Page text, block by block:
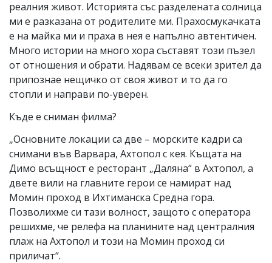
реалния живот. Историята със разделената солница
ми е разказана от родителите ми. Прахосмукачката
е на майка ми и праха в нея е напълно автентичен.
Много истории на много хора съставят този пъзел
от отношения и обрати. Надявам се всеки зрител да
припознае нещичко от своя живот и то да го
стопли и направи по-уверен.
Къде е сниман филма?
„Основните локации са две – морските кадри са
снимани във Варвара, Ахтопол с кея. Къщата на
Димо всъщност е ресторант „Даляна“ в Ахтопол, а
двете вили на главните герои се намират над
Момин проход в Ихтиманска Средна гора.
Позволихме си тази волност, защото с оператора
решихме, че релефа на планините над централния
плаж на Ахтопол и този на Момин проход си
приличат“.